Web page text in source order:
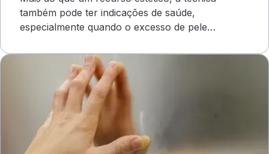
também pode ter indicações de saúde,
especialmente quando o excesso de pele